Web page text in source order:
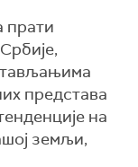
прати
представа
на
земљи,